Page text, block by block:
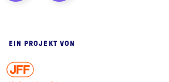
EIN PROJEKT VON